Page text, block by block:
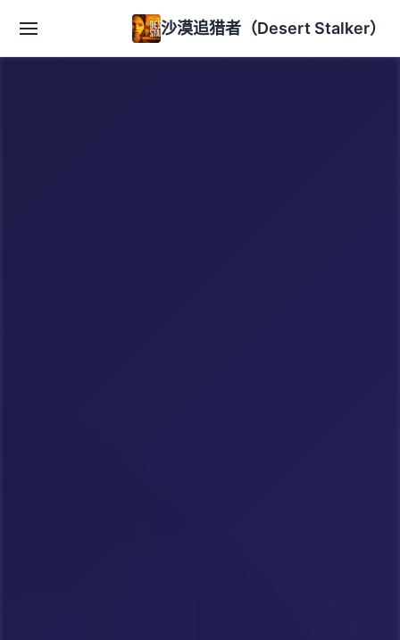
沙漠追猎者（Desert Stalker）